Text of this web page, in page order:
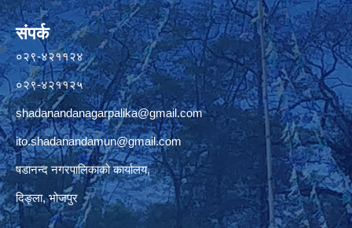
संपर्क
०२९-४२११२४
०२९-४२११२५
shadanandanagarpalika@gmail.com
ito.shadanandamun@gmail.com
षडानन्द नगरपालिकाको कार्यालय,
दिङ्ला, भोजपुर